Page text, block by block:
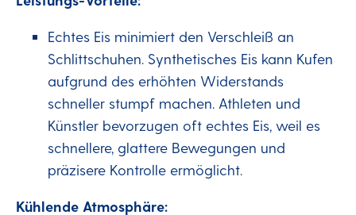
Echtes Eis minimiert den Verschleiß an
Schlittschuhen. Synthetisches Eis kann Kufen
aufgrund des erhöhten Widerstands
schneller stumpf machen. Athleten und
Künstler bevorzugen oft echtes Eis, weil es
schnellere, glattere Bewegungen und
präzisere Kontrolle ermöglicht.
Kühlende Atmosphäre: